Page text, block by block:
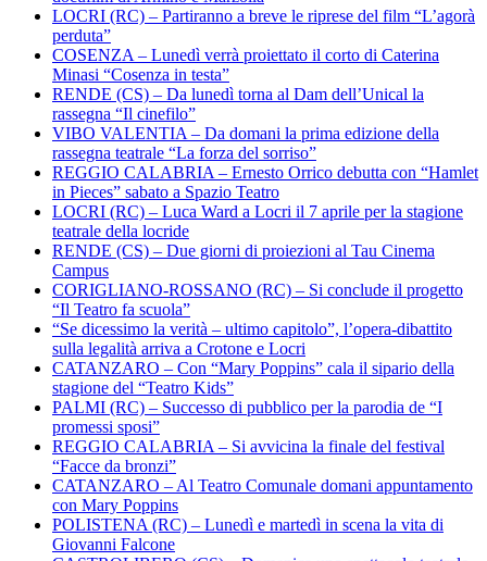
LOCRI (RC) – Partiranno a breve le riprese del film “L’agorà
perduta”
COSENZA – Lunedì verrà proiettato il corto di Caterina
Minasi “Cosenza in testa”
RENDE (CS) – Da lunedì torna al Dam dell’Unical la
rassegna “Il cinefilo”
VIBO VALENTIA – Da domani la prima edizione della
rassegna teatrale “La forza del sorriso”
REGGIO CALABRIA – Ernesto Orrico debutta con “Hamlet
in Pieces” sabato a Spazio Teatro
LOCRI (RC) – Luca Ward a Locri il 7 aprile per la stagione
teatrale della locride
RENDE (CS) – Due giorni di proiezioni al Tau Cinema
Campus
CORIGLIANO-ROSSANO (RC) – Si conclude il progetto
“Il Teatro fa scuola”
“Se dicessimo la verità – ultimo capitolo”, l’opera-dibattito
sulla legalità arriva a Crotone e Locri
CATANZARO – Con “Mary Poppins” cala il sipario della
stagione del “Teatro Kids”
PALMI (RC) – Successo di pubblico per la parodia de “I
promessi sposi”
REGGIO CALABRIA – Si avvicina la finale del festival
“Facce da bronzi”
CATANZARO – Al Teatro Comunale domani appuntamento
con Mary Poppins
POLISTENA (RC) – Lunedì e martedì in scena la vita di
Giovanni Falcone